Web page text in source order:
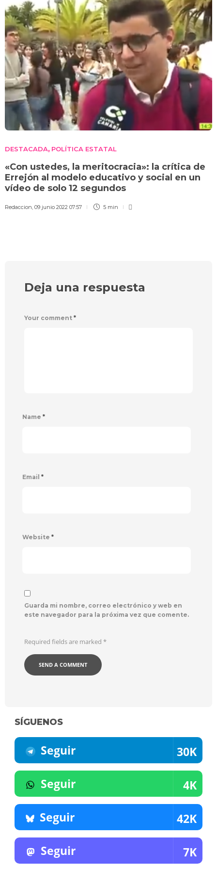
DESTACADA, POLÍTICA ESTATAL
«Con ustedes, la meritocracia»: la crítica de
Errejón al modelo educativo y social en un
vídeo de solo 12 segundos
Redaccion, 09 junio 2022 07:57 5 min
Deja una respuesta
Your comment *
Name *
Email *
Website *
Guarda mi nombre, correo electrónico y web en
este navegador para la próxima vez que comente.
Required fields are marked *
SÍGUENOS
Seguir 30K
Seguir 4K
Seguir 42K
Seguir 7K